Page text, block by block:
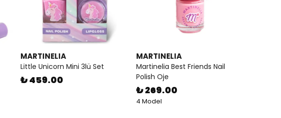
MARTINELIA
Little Unicorn Mini 3lü Set
₺ 459.00
MARTINELIA
Martinelia Best Friends Nail
Polish Oje
₺ 269.00
4 Model